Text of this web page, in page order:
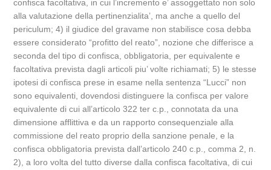
confisca facoltativa, in cui l’incremento e’ assoggettato non solo
alla valutazione della pertinenzialita’, ma anche a quello del
periculum; 4) il giudice del gravame non stabilisce cosa debba
essere considerato “profitto del reato”, nozione che differisce a
seconda del tipo di confisca, obbligatoria, per equivalente e
facoltativa prevista dagli articoli piu’ volte richiamati; 5) le stesse
ipotesi di confisca prese in esame nella sentenza “Lucci” non
sono equivalenti, dovendosi distinguere la confisca per valore
equivalente di cui all’articolo 322 ter c.p., connotata da una
dimensione afflittiva e da un rapporto consequenziale alla
commissione del reato proprio della sanzione penale, e la
confisca obbligatoria prevista dall’articolo 240 c.p., comma 2, n.
2), a loro volta del tutto diverse dalla confisca facoltativa, di cui